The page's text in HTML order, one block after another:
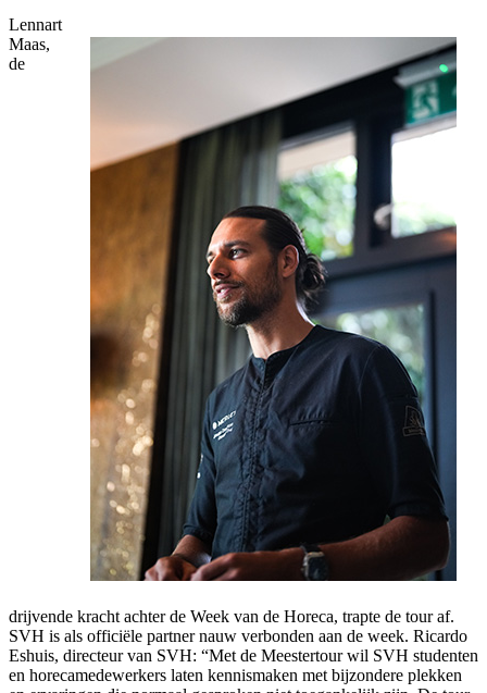
Lennart
Maas,
de
drijvende kracht achter de Week van de Horeca, trapte de tour af.
SVH is als officiële partner nauw verbonden aan de week. Ricardo
Eshuis, directeur van SVH: “Met de Meestertour wil SVH studenten
en horecamedewerkers laten kennismaken met bijzondere plekken